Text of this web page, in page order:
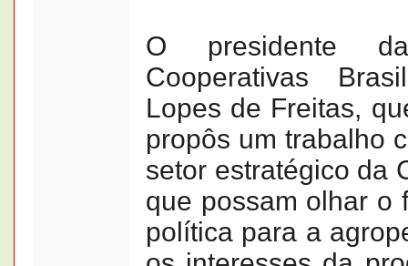
O presidente
Cooperativas
Lopes de Freitas,
propôs um trabalho
setor estratégico da
que possam olhar o
política para a